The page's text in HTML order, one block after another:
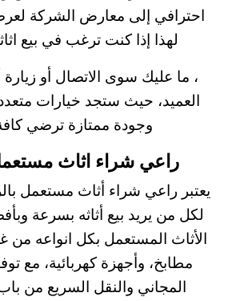
احترافي إلى معارض الشركة
لهذا إذا كنت ترغب في بيع
، ما عليك سوى الاتصال أو
العميد، حيث ستجد خيارات
وجودة ممتازة ترضي
راعي شراء اثاث
يعتبر راعي شراء أثاث مستعمل
لكل من يريد بيع أثاثه بسرعة
الأثاث المستعمل بكل انواعه
مطابخ، وأجهزة كهربائية، مع
المجاني والنقل السريع من باب